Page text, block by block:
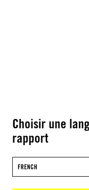
Choisir une
rapport
FRENCH